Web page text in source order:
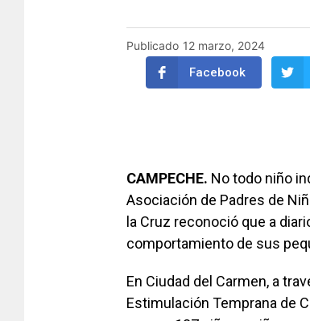
Publicado 12 marzo, 2024
Facebook
CAMPECHE. No todo niño
Asociación de Padres de
la Cruz reconoció que a
comportamiento de sus
En Ciudad del Carmen, a
Estimulación Temprana de